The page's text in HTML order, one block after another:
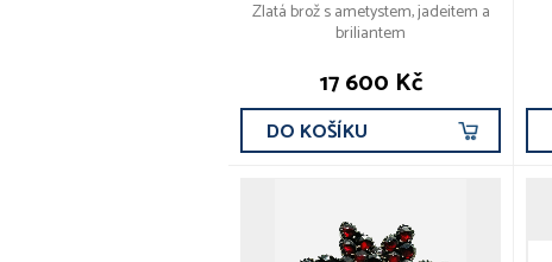
Zlatá brož s ametystem, jadeitem a
briliantem
17 600 Kč
DO KOŠÍKU